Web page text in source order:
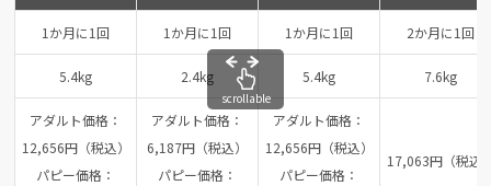
1か月に1回 1か月に1回 1か月に1回 2か月に1回
5.4kg 2.4kg 5.4kg 7.6kg
アダルト価格：
12,656円（税込）
パピー価格：
アダルト価格：
6,187円（税込）
パピー価格：
アダルト価格：
12,656円（税込）
パピー価格：
17,063円（税込
scrollable